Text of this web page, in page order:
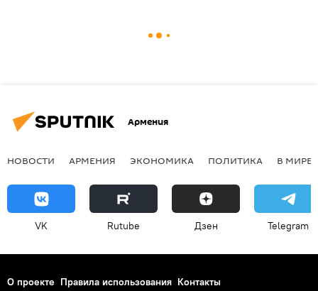
Армения
НОВОСТИ АРМЕНИЯ ЭКОНОМИКА ПОЛИТИКА В МИРЕ
VK Rutube Дзен Telegram
О проекте Правила использования Контакты